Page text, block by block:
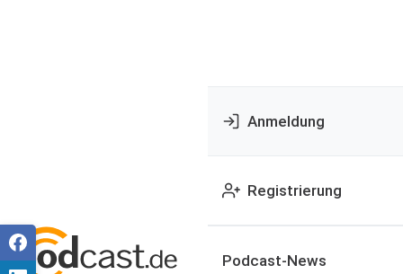
Anmeldung
Registrierung
Podcast-News